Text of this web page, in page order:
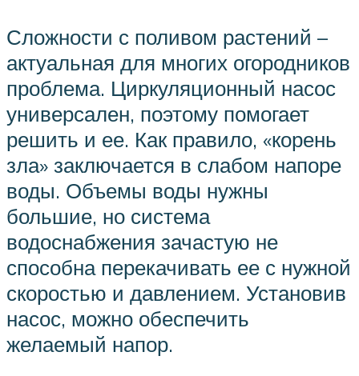
Сложности с поливом растений –
актуальная для многих огородников
проблема. Циркуляционный насос
универсален, поэтому помогает
решить и ее. Как правило, «корень
зла» заключается в слабом напоре
воды. Объемы воды нужны
большие, но система
водоснабжения зачастую не
способна перекачивать ее с нужной
скоростью и давлением. Установив
насос, можно обеспечить
желаемый напор.